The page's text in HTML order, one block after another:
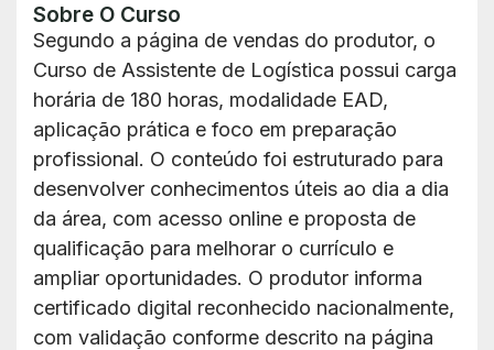
Sobre O Curso
Segundo a página de vendas do produtor, o
Curso de Assistente de Logística possui carga
horária de 180 horas, modalidade EAD,
aplicação prática e foco em preparação
profissional. O conteúdo foi estruturado para
desenvolver conhecimentos úteis ao dia a dia
da área, com acesso online e proposta de
qualificação para melhorar o currículo e
ampliar oportunidades. O produtor informa
certificado digital reconhecido nacionalmente,
com validação conforme descrito na página